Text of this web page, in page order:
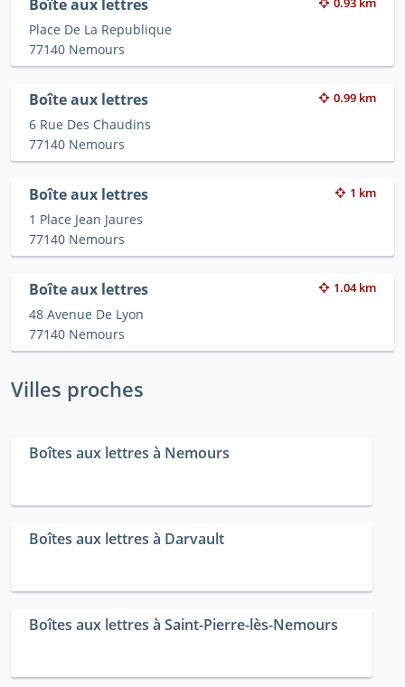
Boîte aux lettres
Place De La Republique
77140 Nemours
Boîte aux lettres 0.99 km
6 Rue Des Chaudins
77140 Nemours
Boîte aux lettres 1 km
1 Place Jean Jaures
77140 Nemours
Boîte aux lettres 1.04 km
48 Avenue De Lyon
77140 Nemours
Villes proches
Boîtes aux lettres à Nemours
Boîtes aux lettres à Darvault
Boîtes aux lettres à Saint-Pierre-lès-Nemours